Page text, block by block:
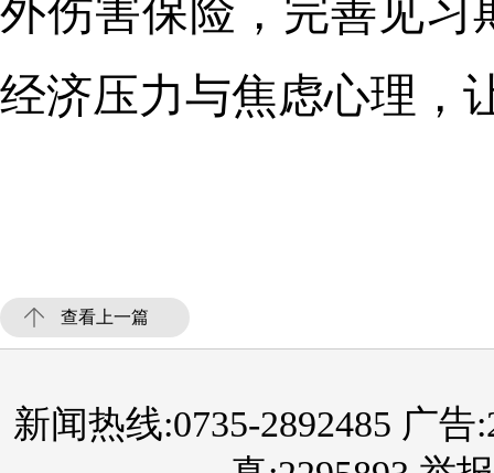
外伤害保险，完善见习
经济压力与焦虑心理，
查看上一篇
新闻热线:0735-2892485 广告